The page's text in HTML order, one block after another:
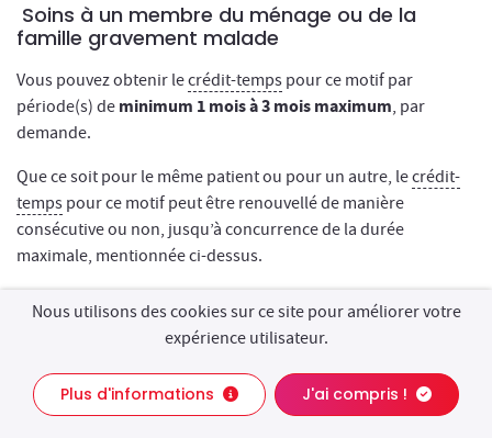
Nous utilisons des cookies sur ce site pour améliorer votre
expérience utilisateur.
Plus d'informations J'ai compris !
Chat
Soins à un membre du ménage ou de la
famille gravement malade
Vous pouvez obtenir lecrédit-temps pour ce motif par
période(s) de minimum 1 mois à 3 mois maximum, par
demande.
Que ce soit pour le même patient ou pour un autre, lecrédit-
temps pour ce motif peut être renouvellé de manière
consécutive ou non, jusqu’à concurrence de la durée
maximale, mentionnée ci-dessus.
Soins à son/ses enfant(s) de moins de 21 ans
atteint(s) d’un handicap
En cas de crédit-temps à temps plein ou à mi-temps, la
durée minimale par demande est de3 mois;